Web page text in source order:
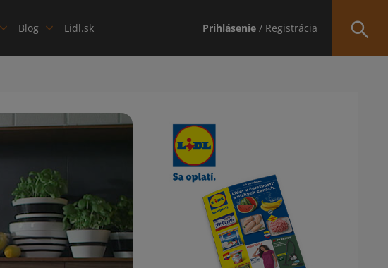
Blog Lidl.sk Prihlásenie / Registrácia
Obsah bočného panela